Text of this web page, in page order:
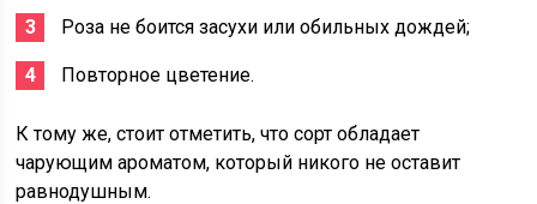
Роза не боится засухи или обильных дождей;
Повторное цветение.
К тому же, стоит отметить, что сорт обладает
чарующим ароматом, который никого не оставит
равнодушным.